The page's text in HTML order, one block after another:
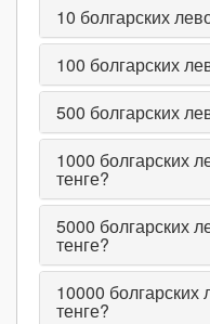
10 болгарских
100 болгарских
500 болгарских
1000 болгарских
тенге?
5000 болгарских
тенге?
10000 болгарских
тенге?